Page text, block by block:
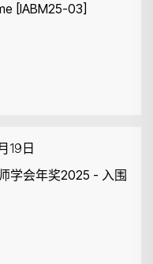
[IABM25-03]
19日
学会年奖2025 - 入围